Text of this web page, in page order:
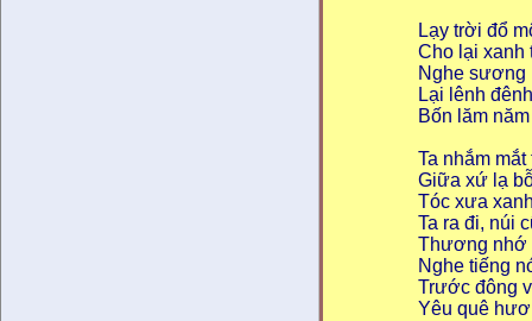
Lạy trời đổ
Cho lại xanh
Nghe
Lại lênh
Bốn lăm
Ta nhắm
Giữa xứ lạ
Tóc xưa
Ta ra đi, núi
Thương nhớ
Nghe tiếng
Trước đông
Yêu quê